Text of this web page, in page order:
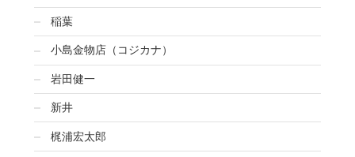
稲葉
小島金物店（コジカナ）
岩田健一
新井
梶浦宏太郎